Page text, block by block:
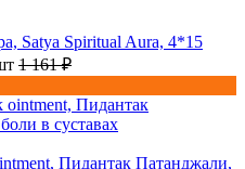
Satya Spiritual Aura, 4*15
1 161 ₽
Пидантак Патанджали,